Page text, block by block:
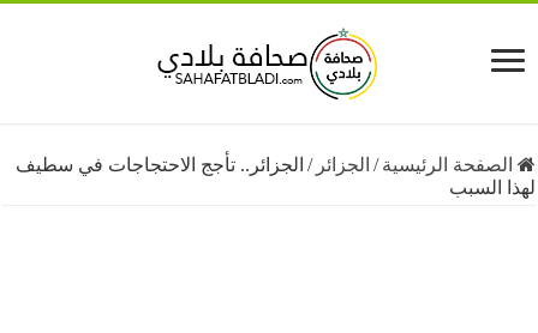
الرئيسية /الجزائر/الجزائر.. تأجج الاحتجاجات في سطيف